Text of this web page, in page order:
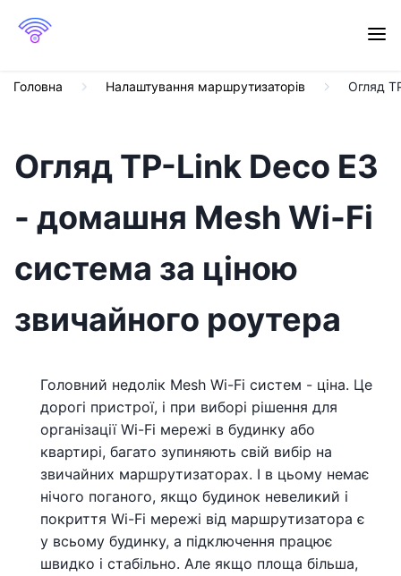
Головна Налаштування маршрутизаторів Огляд
Огляд TP-Link Deco E3
- домашня Mesh Wi-Fi
система за ціною
звичайного роутера
Головний недолік Mesh Wi-Fi систем - ціна. Це
дорогі пристрої, і при виборі рішення для
організації Wi-Fi мережі в будинку або
квартирі, багато зупиняють свій вибір на
звичайних маршрутизаторах. І в цьому немає
нічого поганого, якщо будинок невеликий і
покриття Wi-Fi мережі від маршрутизатора є
у всьому будинку, а підключення працює
швидко і стабільно. Але якщо площа більша,